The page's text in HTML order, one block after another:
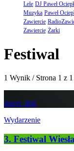
Lele DJ Paweł
Muzyka Paweł
Zawiercie
Zawiercie Żarki
Festiwal
1 Wynik / Strona 1 z 1
insert_link
Wydarzenie
3. Festiwal